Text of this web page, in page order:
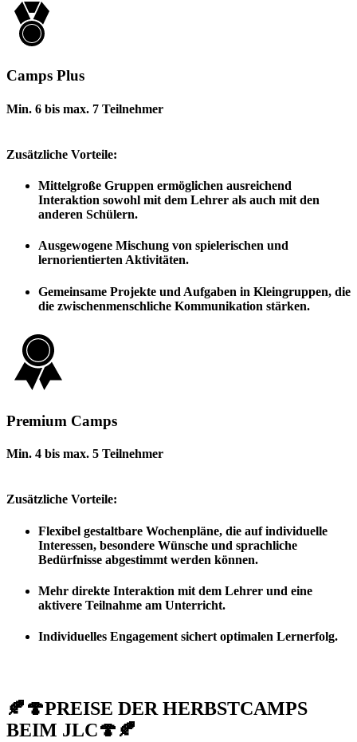
Camps Plus
Min. 6 bis max. 7 Teilnehmer
Zusätzliche Vorteile:
Mittelgroße Gruppen ermöglichen ausreichend
Interaktion sowohl mit dem Lehrer als auch mit den
anderen Schülern.
Ausgewogene Mischung von spielerischen und
lernorientierten Aktivitäten.
Gemeinsame Projekte und Aufgaben in Kleingruppen, die
die zwischenmenschliche Kommunikation stärken.
Premium Camps
Min. 4 bis max. 5 Teilnehmer
Zusätzliche Vorteile:
Flexibel gestaltbare Wochenpläne, die auf individuelle
Interessen, besondere Wünsche und sprachliche
Bedürfnisse abgestimmt werden können.
Mehr direkte Interaktion mit dem Lehrer und eine
aktivere Teilnahme am Unterricht.
Individuelles Engagement sichert optimalen Lernerfolg.
🍂🍄PREISE DER HERBSTCAMPS
BEIM JLC🍄🍂